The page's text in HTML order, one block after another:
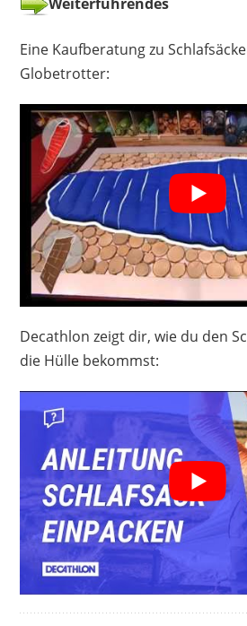
Eine Kaufberatung zu
Globetrotter:
Decathlon zeigt dir, wie du den
die Hülle bekommst: